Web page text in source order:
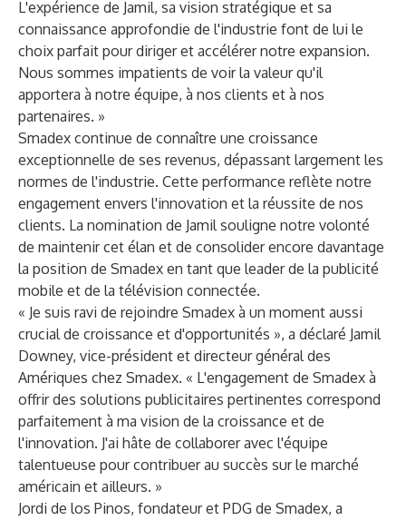
L'expérience de Jamil, sa vision stratégique et sa
connaissance approfondie de l'industrie font de lui le
choix parfait pour diriger et accélérer notre expansion.
Nous sommes impatients de voir la valeur qu'il
apportera à notre équipe, à nos clients et à nos
partenaires. »
Smadex continue de connaître une croissance
exceptionnelle de ses revenus, dépassant largement les
normes de l'industrie. Cette performance reflète notre
engagement envers l'innovation et la réussite de nos
clients. La nomination de Jamil souligne notre volonté
de maintenir cet élan et de consolider encore davantage
la position de Smadex en tant que leader de la publicité
mobile et de la télévision connectée.
« Je suis ravi de rejoindre Smadex à un moment aussi
crucial de croissance et d'opportunités », a déclaré Jamil
Downey, vice-président et directeur général des
Amériques chez Smadex. « L'engagement de Smadex à
offrir des solutions publicitaires pertinentes correspond
parfaitement à ma vision de la croissance et de
l'innovation. J'ai hâte de collaborer avec l'équipe
talentueuse pour contribuer au succès sur le marché
américain et ailleurs. »
Jordi de los Pinos, fondateur et PDG de Smadex, a